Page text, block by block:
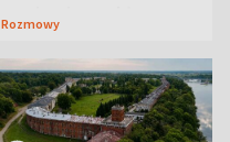
swoje niezwykłe
Rozmowy